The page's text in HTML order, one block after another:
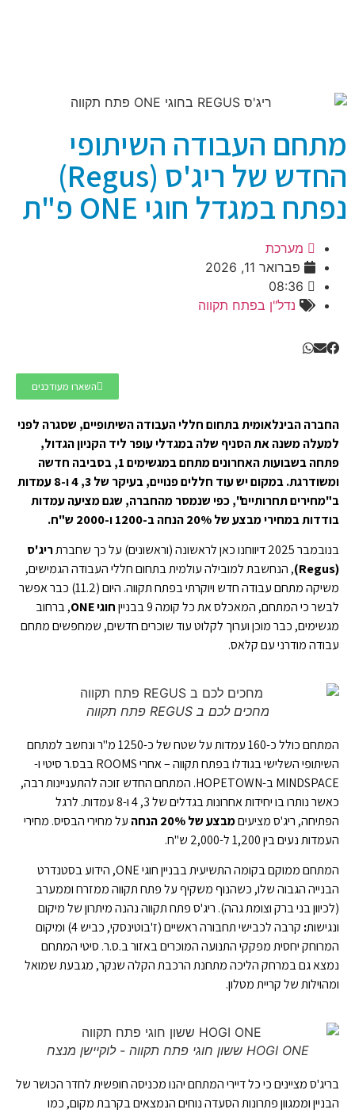
מתחם העבודה השיתופי
החדש של ריג'ס (Regus)
נפתח במגדל חוגי ONE פ"ת
מערכת
פברואר 11, 2026
08:36
נדל"ן בפתח תקווה
השארו מעודכנים
החברה הבינלאומית בתחום חללי העבודה השיתופיים, שסגרה לפני
למעלה משנה את הסניף שלה במגדלי עופר ליד הקניון הגדול,
פתחה בשבועות האחרונים מתחם במגשימים 1, בסביבה חדשה
ומשודרגת. במקום יש עוד חללים פנויים, בעיקר של 3, 4 ו-8 עמדות
ב"מחירים תחרותיים", כפי שנמסר מהחברה, שגם מציעה עמדות
בודדות במחירי מבצע של 20% הנחה ב-1200 ו-2000 ש"ח.
בנובמבר 2025 דיווחנו כאן לראשונה (וראשונים) על כך שחברת
ריג'ס
(Regus)
, הנחשבת למובילה עולמית בתחום חללי העבודה הגמישים,
משיקה מתחם עבודה חדש ויוקרתי בפתח תקווה. היום (11.2) כבר אפשר
לבשר כי המתחם, המאכלס את כל קומה 9 בבניין
חוגי ONE
, ברחוב
מגשימים, כבר מוכן וערוך לקלוט עוד שוכרים חדשים, שמחפשים מתחם
עבודה מודרני עם קלאס.
מחכים לכם ב REGUS פתח תקווה
המתחם כולל כ-160 עמדות על שטח של כ-1250 מ"ר ונחשב למתחם
השיתופי השלישי בגודלו בפתח תקווה – אחרי ROOMS בבס.ר סיטי ו-
MINDSPACE ב-HOPETOWN. המתחם החדש זוכה להתעניינות רבה,
כאשר נותרו בו יחידות אחרונות בגדלים של 3, 4 ו-8 עמדות. לרגל
הפתיחה, ריג'ס מציעיםמבצע של 20% הנחה
על מחירי הבסיס. מחירי
העמדות נעים בין 1,200 ל-2,000 ש"ח.
המתחם ממוקם בקומה התשיעית בבניין חוגי ONE, הידוע בסטנדרט
הבנייה הגבוה שלו, כשהנוף משקיף על פתח תקווה ממזרח וממערב
(לכיוון בני ברק וצומת גהה). ריג'ס פתח תקווה נהנה מיתרון שלמיקום
ונגישות:
קרבה לכבישי תחבורה ראשיים (ז'בוטינסקי, כביש 4) ומיקום
המרוחק יחסית מפקקי התנועה המוכרים באזור ב.ס.ר. סיטי המתחם
נמצא גם במרחק הליכה מתחנת הרכבת הקלה שנקר, מגבעת שמואל
ומהוילות של קריית מטלון.
HOGI ONE ששון חוגי פתח תקווה - לוקיישן מנצח
בריג'ס מציינים כי כל דיירי המתחם יהנו מכניסה חופשית לחדר הכושר של
הבניין וממגוון פתרונות הסעדה נוחים הנמצאים בקרבת מקום, כמו